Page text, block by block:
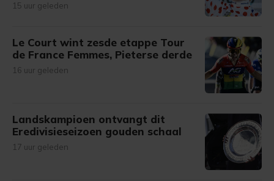
15 uur geleden
Le Court wint zesde etappe Tour
de France Femmes, Pieterse derde
16 uur geleden
Landskampioen ontvangt dit
Eredivisieseizoen gouden schaal
17 uur geleden